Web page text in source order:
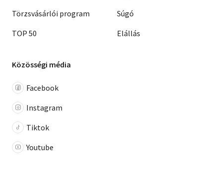
Törzsvásárlói program
TOP 50
Súgó
Elállás
Közösségi média
Facebook
Instagram
Tiktok
Youtube